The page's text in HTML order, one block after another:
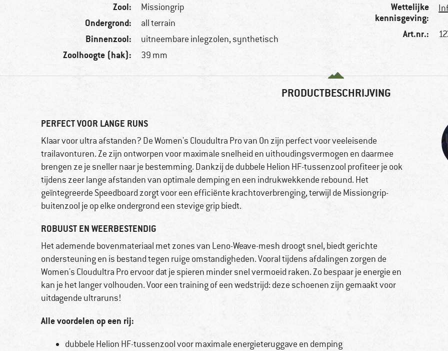
Zool: Missiongrip
Ondergrond: all terrain
Binnenzool: uitneembare inlegzolen, synthetisch
Zoolhoogte (hak): 39 mm
Wettelijke
kennisgeving:
Art.nr.:
PRODUCTBESCHRIJVING
PERFECT VOOR LANGE RUNS
Klaar voor ultra afstanden? De Women's Cloudultra Pro van On zijn perfect voor veeleisende
trailavonturen. Ze zijn ontworpen voor maximale snelheid en uithoudingsvermogen en daarmee
brengen ze je sneller naar je bestemming. Dankzij de dubbele Helion HF-tussenzool profiteer je ook
tijdens zeer lange afstanden van optimale demping en een indrukwekkende rebound. Het
geïntegreerde Speedboard zorgt voor een efficiënte krachtoverbrenging, terwijl de Missiongrip-
buitenzool je op elke ondergrond een stevige grip biedt.
ROBUUST EN WEERBESTENDIG
Het ademende bovenmateriaal met zones van Leno-Weave-mesh droogt snel, biedt gerichte
ondersteuning en is bestand tegen ruige omstandigheden. Vooral tijdens afdalingen zorgen de
Women's Cloudultra Pro ervoor dat je spieren minder snel vermoeid raken. Zo bespaar je energie en
kan je het langer volhouden. Voor een training of een wedstrijd: deze schoenen zijn gemaakt voor
uitdagende ultraruns!
Alle voordelen op een rij:
dubbele Helion HF-tussenzool voor maximale energieteruggave en demping